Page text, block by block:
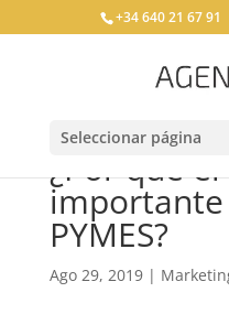
+34 640 21 67 91
Seleccionar página
¿Por que
PYMES?
Ago 29, 2019|